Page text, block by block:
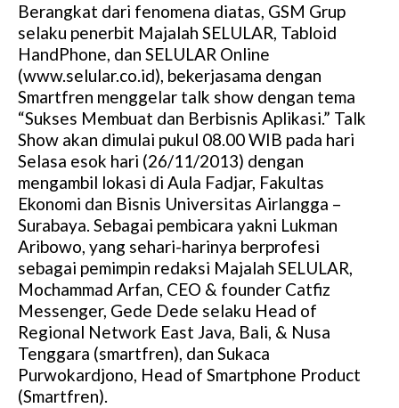
Berangkat dari fenomena diatas, GSM Grup
selaku penerbit Majalah SELULAR, Tabloid
HandPhone, dan SELULAR Online
(www.selular.co.id), bekerjasama dengan
Smartfren menggelar talk show dengan tema
“Sukses Membuat dan Berbisnis Aplikasi.” Talk
Show akan dimulai pukul 08.00 WIB pada hari
Selasa esok hari (26/11/2013) dengan
mengambil lokasi di Aula Fadjar, Fakultas
Ekonomi dan Bisnis Universitas Airlangga –
Surabaya. Sebagai pembicara yakni Lukman
Aribowo, yang sehari-harinya berprofesi
sebagai pemimpin redaksi Majalah SELULAR,
Mochammad Arfan, CEO & founder Catfiz
Messenger, Gede Dede selaku Head of
Regional Network East Java, Bali, & Nusa
Tenggara (smartfren), dan Sukaca
Purwokardjono, Head of Smartphone Product
(Smartfren).